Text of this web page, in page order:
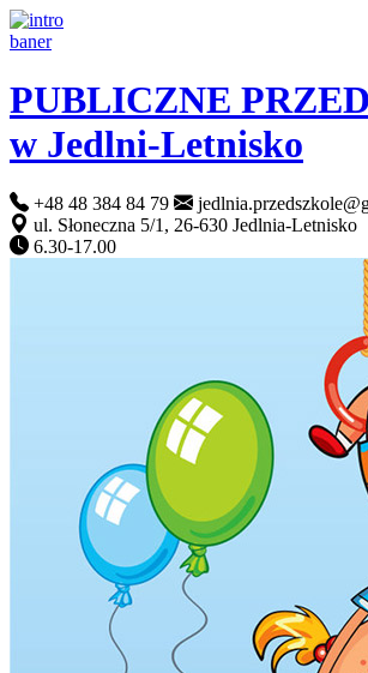
PUBLICZNE
w Jedlni-Letnisko
+48 48 384 84 79
ul. Słoneczna 5/1, 26-630 Jedlnia-Letnisko
6.30-17.00